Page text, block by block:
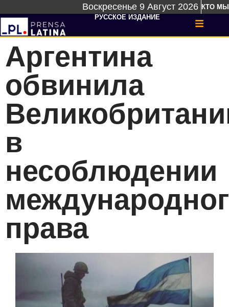
Воскресенье 9 Август 2026 КТО МЫ
РУССКОЕ ИЗДАНИЕ
Аргентина
обвинила
в
несоблюдении
права